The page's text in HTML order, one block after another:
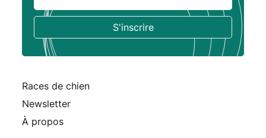
Races de chien
Newsletter
À propos